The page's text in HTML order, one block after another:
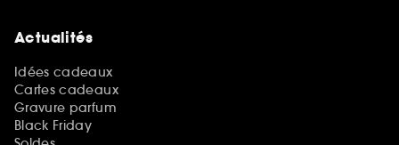
Actualités
Idées cadeaux
Cartes cadeaux
Gravure parfum
Black Friday